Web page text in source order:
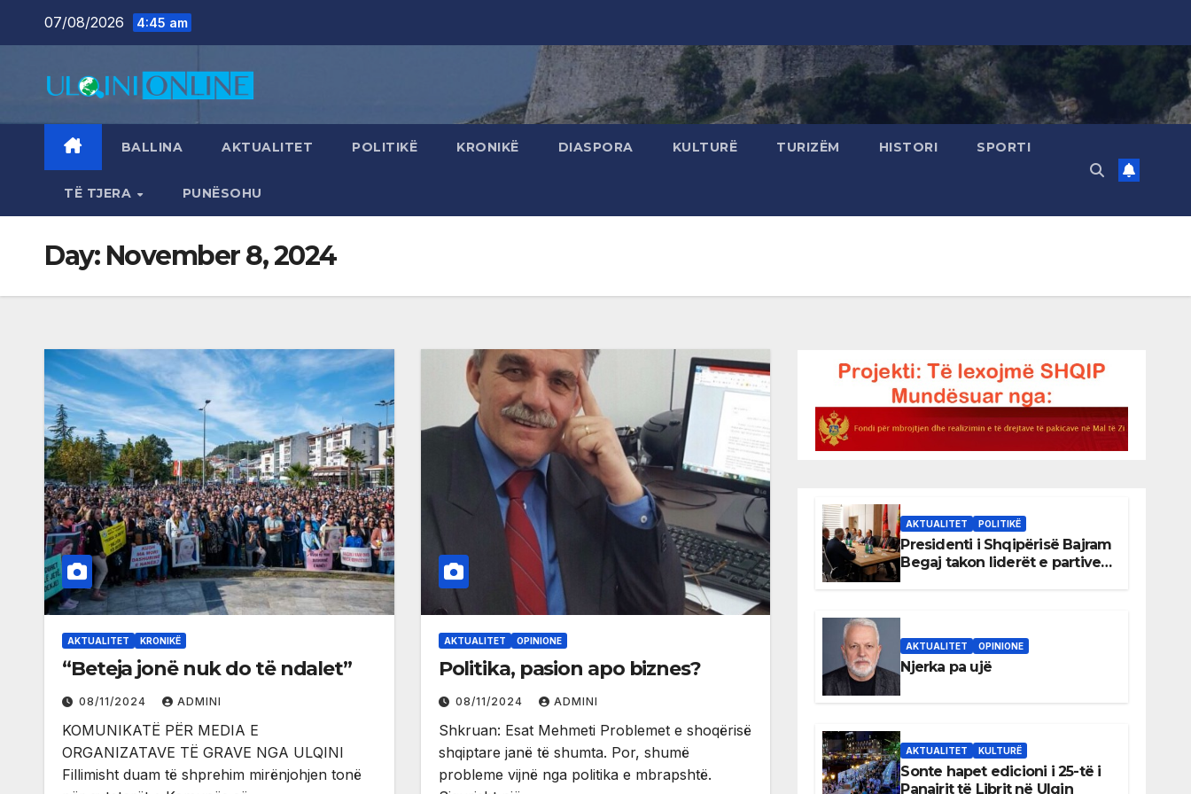
07/08/2026 4:45 am
BALLINA AKTUALITET POLITIKË KRONIKË DIASPORA KULTURË TURIZËM HISTORI SPORTI
TË TJERA PUNËSOHU
Day: November 8, 2024
AKTUALITET KRONIKË
“Beteja jonë nuk do të ndalet”
08/11/2024 ADMINI
KOMUNIKATË PËR MEDIA E
ORGANIZATAVE TË GRAVE NGA ULQINI
Fillimisht duam të shprehim mirënjohjen tonë
AKTUALITET OPINIONE
Politika, pasion apo biznes?
08/11/2024 ADMINI
Shkruan: Esat Mehmeti Problemet e shoqërisë
shqiptare janë të shumta. Por, shumë
probleme vijnë nga politika e mbrapshtë.
AKTUALITET POLITIKË
Presidenti i Shqipërisë Bajram
Begaj takon liderët e partive
AKTUALITET OPINIONE
Njerka pa ujë
AKTUALITET KULTURË
Sonte hapet edicioni i 25-të i
Panairit të Librit në Ulqin